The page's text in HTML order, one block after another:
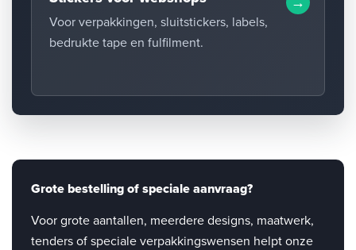
Voor verpakkingen, sluitstickers, labels,
bedrukte tape en fulfilment.
Grote bestelling of speciale aanvraag?
Voor grote aantallen, meerdere designs, maatwerk,
tenders of speciale verpakkingswensen helpt onze